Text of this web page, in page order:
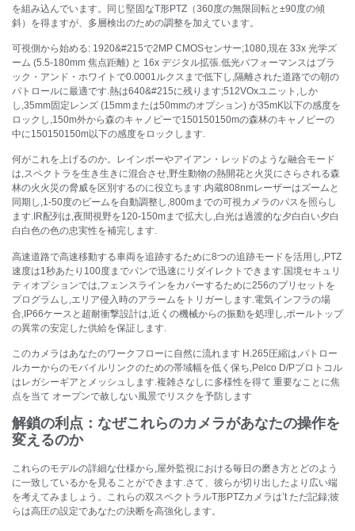
を組み込んでいます。同じ堅固なT形PTZ（360度の無限回転と±90度の傾
斜）を得ますが、多層検出のための調整を加えています。
可視側から始める: 1920&#215で2MP CMOSセンサー;1080,現在 33x 光学ズ
ーム (5.5-180mm 焦点距離) と 16x デジタル拡張.低光パフォーマンスはブラ
ック・アンド・ホワイトで0.0001ルクスまで低下し,隔離された道路での朝の
パトロールに最適です.熱は640&#215に残ります;512VOxユニット,しか
し,35mm固定レンズ (15mmまたは50mmのオプション) が35mK以下の感度を
ロックし,150m外から森のキャノピーで150150150mの森林のキャノピーの
中に150150150m以下の感度をロックします.
何がこれを上げるのか。レインボーやアイアン・レッドのような融合モード
は,スペクトラを生き生きに混合させ,野生動物の熱開花と火災にさらされる森
林の火火災の脅威を区別するのに役立ちます.内蔵808nmレーザーはズームと
同期し,1-50度のビームを自動調整し,800mまでの可視カメラのパスを照らし
ます.IR配列は,夜間視野を120-150mまで拡大し,白光は過渡的な夕白白い夕白
白白色の色の忠実性を補完します.
高速道路で高速移動する車両を追跡するために8つの追跡モードを活用し,PTZ
速度は1秒あたり100度までパンで迅速にリダイレクトできます.国境セキュリ
ティオプションでは,フェンスラインをカバーするために256のプリセットを
プログラムし,エリア侵入時のアラームをトリガーします.電気インフラの場
合,IP66ケースと超耐衝撃設計は,近くの機械からの振動を処理し,ポールトップ
の異常の安定した供給を保証します.
このカメラはあなたのワークフローに自然に流れます H.265圧縮は,パトロー
ルカーからのモバイルリンクのための帯域幅を低く保ち,Pelco D/Pプロトコル
はレガシーギアとメッシュします.複雑さなしに多様性を得て 重要なことに焦
点を当て オープンで赦しない風景でリスクを予防します
解鎖の利点：なぜこれらのカメラがあなたの操作を
変えるのか
これらのモデルの詳細な仕様から,屋外監視における毎日の磨き方とどのよう
に一致しているかを見ることができます.さて、彼らが切り出したより広い端
を考えてみましょう。これらの双スペクトラルT形PTZカメラは’t ただ記録;彼
らは高圧の設定であなたの決断を高強化します。